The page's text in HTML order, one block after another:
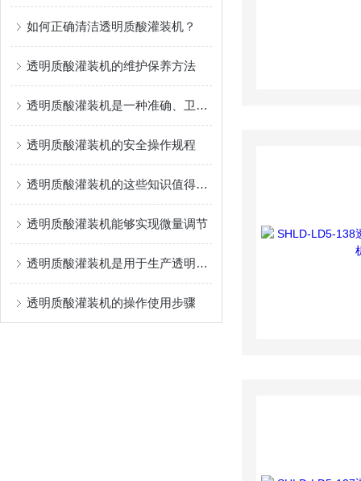
如何正确清洁透明质酸灌装机？
透明质酸灌装机的维护保养方法
透明质酸灌装机是一种准确、卫生的灌装设备
透明质酸灌装机的安全操作规程
透明质酸灌装机的这些知识值得我们学习
透明质酸灌装机能够实现微量调节
透明质酸灌装机是用于生产透明质酸产品的设备
透明质酸灌装机的操作使用步骤